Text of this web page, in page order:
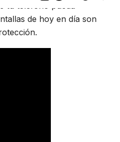
tú teléfono pueda
de hoy en día son